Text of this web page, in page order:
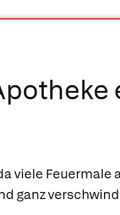
viele Feuermale
ganz